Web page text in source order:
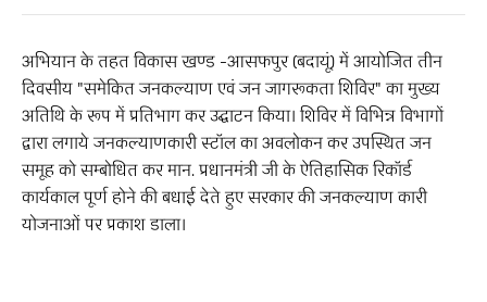
अभियान के तहत विकास खण्ड -आसफपुर (बदायूं) में आयोजित तीन
दिवसीय "समेकित जनकल्याण एवं जन जागरूकता शिविर" का मुख्य
अतिथि के रूप में प्रतिभाग कर उद्घाटन किया। शिविर में विभिन्न विभागों
द्वारा लगाये जनकल्याणकारी स्टॉल का अवलोकन कर उपस्थित जन
समूह को सम्बोधित कर मान. प्रधानमंत्री जी के ऐतिहासिक रिकॉर्ड
कार्यकाल पूर्ण होने की बधाई देते हुए सरकार की जनकल्याण कारी
योजनाओं पर प्रकाश डाला।